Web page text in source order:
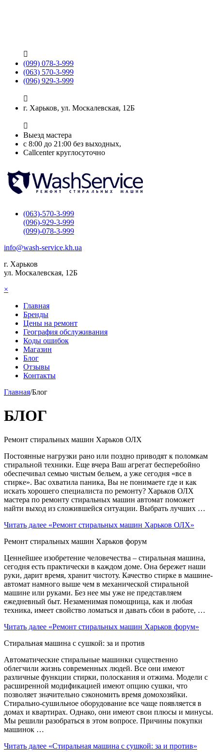

(099) 078-3-999
(063) 570-3-999
(096) 929-3-999

г. Харьков, ул. Москалевская, 12Б

Выезд мастера
с 8:00 до 21:00 без выходных,
Callcenter круглосуточно
(063)-570-3-999
(096)-929-3-999
(099)-078-3-999
info@wash-service.kh.ua
г. Харьков
ул. Москалевская, 12Б
×
Главная
Бренды
Цены на ремонт
География обслуживания
Коды ошибок
Магазин
Блог
Отзывы
Контакты
Главная/Блог
БЛОГ
Ремонт стиральных машин Харьков ОЛХ
Постоянные нагрузки рано или поздно приводят к поломкам
стиральной техники. Еще вчера Ваш агрегат бесперебойно
обеспечивал семью чистым бельем, а уже сегодня «все в
стирке». Вас охватила паника, Вы не понимаете где и как
искать хорошего специалиста по ремонту? Харьков ОЛХ
мастера по ремонту стиральных машин автомат поможет
найти выход из сложившейся ситуации. Выбрать лучших …
Читать далее «Ремонт стиральных машин Харьков ОЛХ»
Ремонт стиральных машин Харьков форум
Ценнейшее изобретение человечества – стиральная машина,
сегодня есть практически в каждом доме. Она бережет наши
руки, дарит время, хранит чистоту. Качество стирке в машине-
автомат намного выше чем в механической стиральной
машине или руками. Без нее мы уже не представляем
ежедневный быт. Незаменимая помощница, как и любая
техника, имеет свойство ломаться и давать сбои в работе, …
Читать далее «Ремонт стиральных машин Харьков форум»
Стиральная машина с сушкой: за и против
Автоматические стиральные машинки существенно
облегчили жизнь современных людей. Все они имеют
различные функции стирки, полоскания и отжима. Модели с
расширенной модификацией имеют опцию сушки, что
позволяет значительно сэкономить время домохозяйки.
Стирально-сушильное оборудование все чаще появляется в
домах и квартирах. Однако, они имеют свои плюсы и минусы.
Мы решили разобраться в этом вопросе. Причины покупки
машинок …
Читать далее «Стиральная машина с сушкой: за и против»